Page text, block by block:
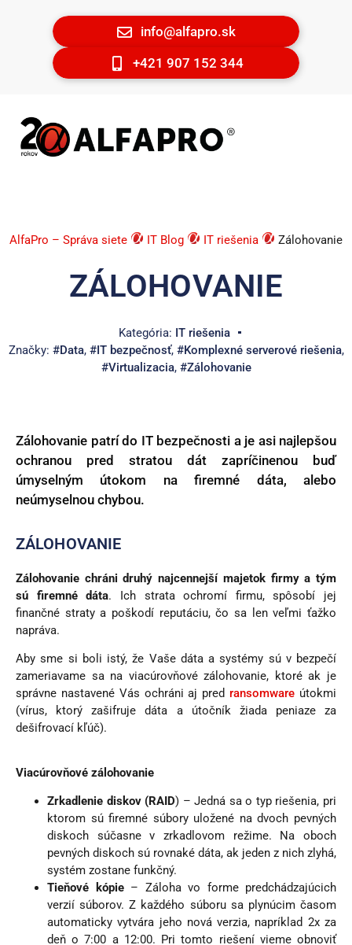
info@alfapro.sk
+421 907 152 344
AlfaPro – Správa siete IT Blog IT riešenia Zálohovanie
ZÁLOHOVANIE
Kategória: IT riešenia
Značky: #Data, #IT bezpečnosť, #Komplexné serverové riešenia,
#Virtualizacia, #Zálohovanie
Zálohovanie patrí do IT bezpečnosti a je asi najlepšou
ochranou pred stratou dát zapríčinenou buď
úmyselným útokom na firemné dáta, alebo
neúmyselnou chybou.
ZÁLOHOVANIE
Zálohovanie chráni druhý najcennejší majetok firmy a tým
sú firemné dáta. Ich strata ochromí firmu, spôsobí jej
finančné straty a poškodí reputáciu, čo sa len veľmi ťažko
napráva.
Aby sme si boli istý, že Vaše dáta a systémy sú v bezpečí
zameriavame sa na viacúrovňové zálohovanie, ktoré ak je
správne nastavené Vás ochráni aj pred ransomware útokmi
(vírus, ktorý zašifruje dáta a útočník žiada peniaze za
dešifrovací kľúč).
Viacúrovňové zálohovanie
Zrkadlenie diskov (RAID) – Jedná sa o typ riešenia, pri
ktorom sú firemné súbory uložené na dvoch pevných
diskoch súčasne v zrkadlovom režime. Na oboch
pevných diskoch sú rovnaké dáta, ak jeden z nich zlyhá,
systém zostane funkčný.
Tieňové kópie– Záloha vo forme predchádzajúcich
verzií súborov. Z každého súboru sa plynúcim časom
automaticky vytvára jeho nová verzia, napríklad 2x za
deň o 7:00 a 12:00. Pri tomto riešení vieme obnoviť